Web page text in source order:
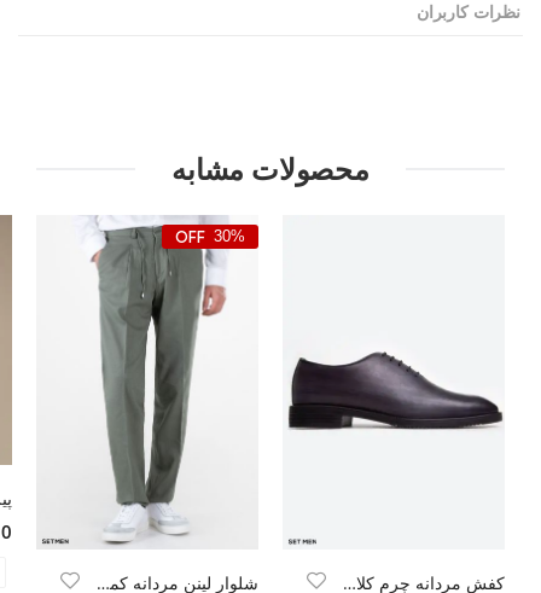
نظرات کاربران
محصولات مشابه
کفش مردانه چرم کلاسیک بنددار
30%
شلوار لینن مردانه کمر کش